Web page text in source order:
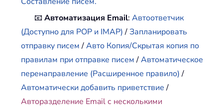
📧Автоматизация Email:Автоответчик
(Доступно для POP и IMAP)/Запланировать
отправку писем/Авто Копия/Скрытая копия по
правилам при отправке писем/Автоматическое
перенаправление (Расширенное правило)/
Автоматически добавить приветствие/
Авторазделение Email с несколькими